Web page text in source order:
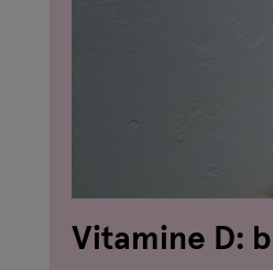
Vitamine D: